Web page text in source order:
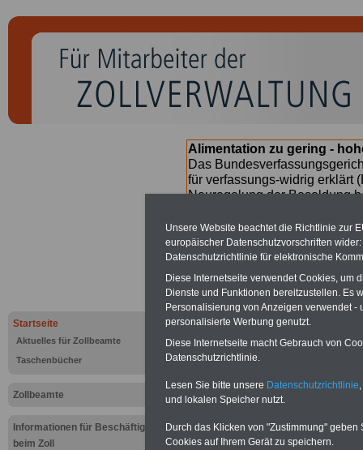
Startseite
Aktuelles für Zollbeamte
Taschenbücher
Zollbeamte
Informationen für Beschäftigte
beim Zoll
Alimentation zu gering -
Das
für verfassungs-widrig erklärt
Neuregelung der Besoldung
Nachzahlungen
Beamtezwischenmind.
SERVICE gibt hierzu im II.
(unmittelbar nach Beschluss
Bundesregierung >>>
zur
Post-
2003 -
Unsere Website beachtet die Richtlinie zur
europäischer Datenschutzvorschriften
Datenschutzrichtlinie für elektronische
Diese Internetseite verwendet Cookies, um
Dienste und Funktionen bereitzustellen. Es
Personalisierung von Anzeigen verwendet
personalisierte Werbung genutzt.
Diese Internetseite macht Gebrauch von
Datenschutzrichtlinie.
Lesen Sie bitte unsere Datenschutzrichtlinie
und lokalen Speicher nutzt.
Durch das Klicken von "Zustimmung"
Cookies auf Ihrem Gerät zu speichern.